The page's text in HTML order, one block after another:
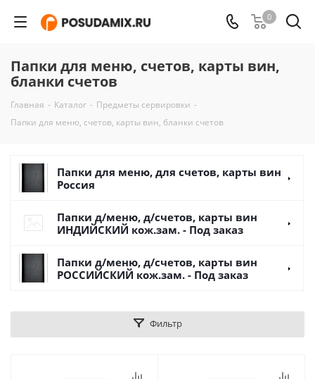
0
Папки для меню, счетов, карты вин,
бланки счетов
Главная - Каталог - Предметы сервировки -
Папки для меню, счетов, карты вин, бланки счетов
Папки для меню, для счетов, карты вин
Россия
Папки д/меню, д/счетов, карты вин
ИНДИЙСКИЙ кож.зам. - Под заказ
Папки д/меню, д/счетов, карты вин
РОССИЙСКИЙ кож.зам. - Под заказ
Фильтр